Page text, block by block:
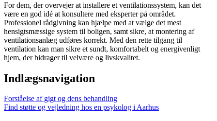
For dem, der overvejer at installere et ventilationssystem, kan det
være en god idé at konsultere med eksperter på området.
Professionel rådgivning kan hjælpe med at vælge det mest
hensigtsmæssige system til boligen, samt sikre, at montering af
ventilationsanlæg udføres korrekt. Med den rette tilgang til
ventilation kan man sikre et sundt, komfortabelt og energivenligt
hjem, der bidrager til velvære og livskvalitet.
Indlægsnavigation
Forståelse af gigt og dens behandling
Find støtte og vejledning hos en psykolog i Aarhus